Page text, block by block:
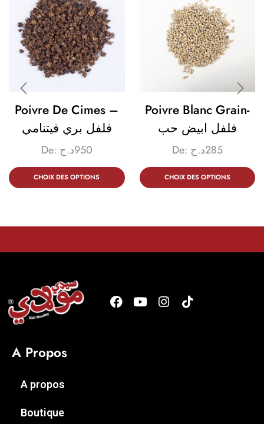
Poivre De Cimes –
فلفل بري فيتنامي
De: 950د.ج
CHOIX DES OPTIONS
Poivre Blanc Grain-
فلفل ابيض حب
De: 285د.ج
CHOIX DES OPTIONS
A Propos
A propos
Boutique